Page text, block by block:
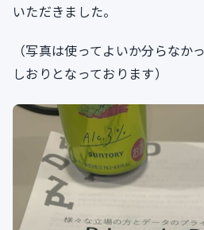
いただきました。
（写真は使ってよいか分らなか
しおりとなっております）